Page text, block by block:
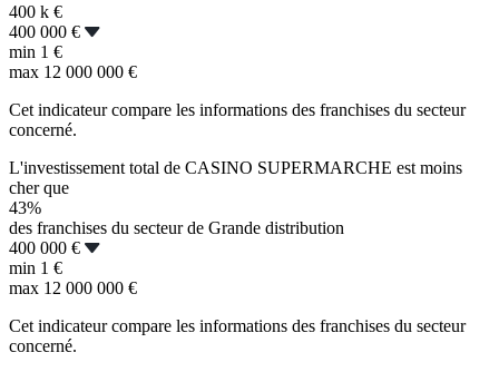
400 k €
400 000 €
min 1 €
max 12 000 000 €
Cet indicateur compare les informations des franchises du secteur
concerné.
L'investissement total de CASINO SUPERMARCHE est moins
cher que
43%
des franchises du secteur de Grande distribution
400 000 €
min 1 €
max 12 000 000 €
Cet indicateur compare les informations des franchises du secteur
concerné.